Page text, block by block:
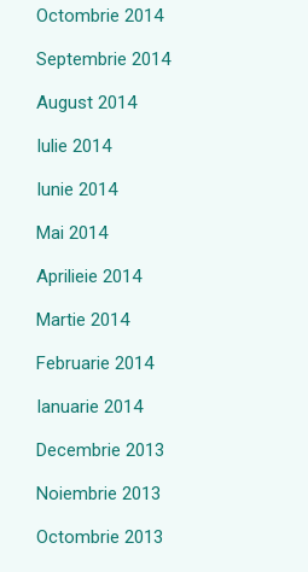
Octombrie 2014
Septembrie 2014
August 2014
Iulie 2014
Iunie 2014
Mai 2014
Aprilieie 2014
Martie 2014
Februarie 2014
Ianuarie 2014
Decembrie 2013
Noiembrie 2013
Octombrie 2013